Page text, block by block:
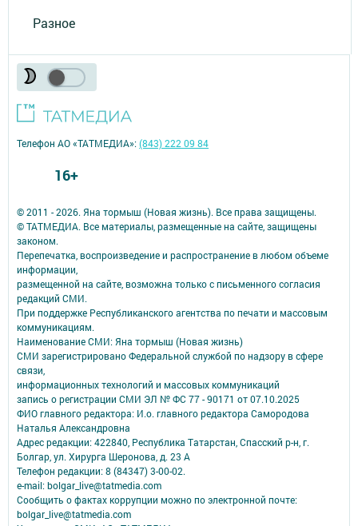
Разное
© 2011 - 2026. Яна тормыш (Новая жизнь). Все права защищены.
© ТАТМЕДИА. Все материалы, размещенные на сайте, защищены
законом.
Перепечатка, воспроизведение и распространение в любом объеме
информации,
размещенной на сайте, возможна только с письменного согласия
редакций СМИ.
При поддержке Республиканского агентства по печати и массовым
коммуникациям.
Наименование СМИ: Яна тормыш (Новая жизнь)
СМИ зарегистрировано Федеральной службой по надзору в сфере
связи,
информационных технологий и массовых коммуникаций
запись о регистрации СМИ ЭЛ № ФС 77 - 90171 от 07.10.2025
ФИО главного редактора: И.о. главного редактора Самородова
Наталья Александровна
Адрес редакции: 422840, Республика Татарстан, Спасский р-н, г.
Болгар, ул. Хирурга Шеронова, д. 23 А
Телефон редакции: 8 (84347) 3-00-02.
e-mail: bolgar_live@tatmedia.com
Сообщить о фактах коррупции можно по электронной почте:
bolgar_live@tatmedia.com
Телефон АО «ТАТМЕДИА»:(843) 222 09 84
16+